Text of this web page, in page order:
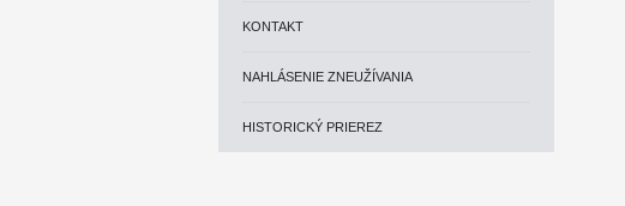
KONTAKT
NAHLÁSENIE ZNEUŽÍVANIA
HISTORICKÝ PRIEREZ